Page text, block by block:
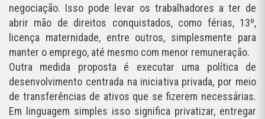
negociação. Isso pode levar os trabalhadores a ter de
abrir mão de direitos conquistados, como férias, 13º,
licença maternidade, entre outros, simplesmente para
manter o emprego, até mesmo com menor remuneração.
Outra medida proposta é executar uma política de
desenvolvimento centrada na iniciativa privada, por meio
de transferências de ativos que se fizerem necessárias.
Em linguagem simples isso significa privatizar, entregar